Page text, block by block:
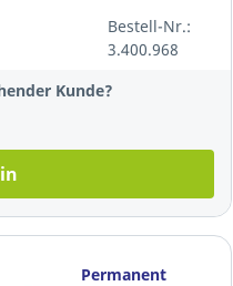
à 12 Stück
Bestell-Nr.:
3.400.968
Kunde?
Permanent